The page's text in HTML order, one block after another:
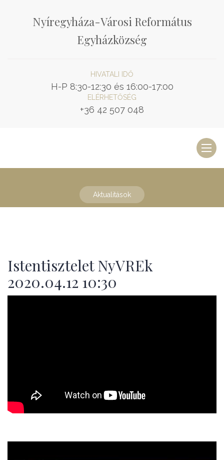
Nyíregyháza-Városi Református
Egyházközség
HIVATALI IDŐ
H-P 8:30-12:30 és 16:00-17:00
ELÉRHETŐSÉG
+36 42 507 048
Aktualitások
Istentisztelet NyVREk
2020.04.12 10:30